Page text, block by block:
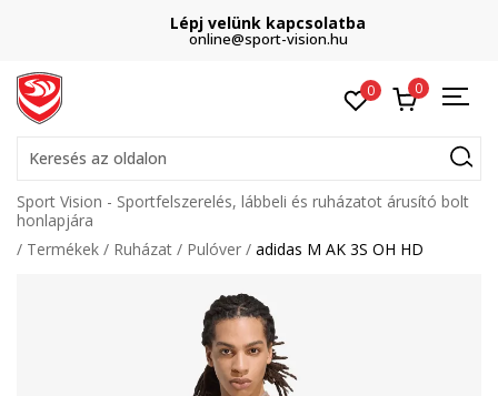
Lépj velünk kapcsolatba
online@sport-vision.hu
0 0
Keresés az oldalon
Sport Vision - Sportfelszerelés, lábbeli és ruházatot árusító bolt
honlapjára
Termékek
Ruházat Pulóver adidas M AK 3S OH HD